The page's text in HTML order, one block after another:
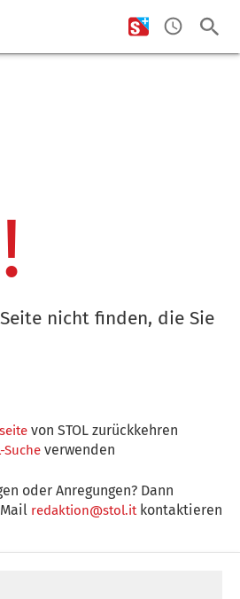
nicht finden, die Sie
von STOL zurückkehren
Suche verwenden
oder Anregungen? Dann
redaktion@stol.itkontaktieren